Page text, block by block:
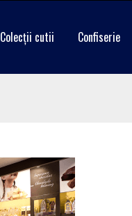
Colecții cutii Confiserie